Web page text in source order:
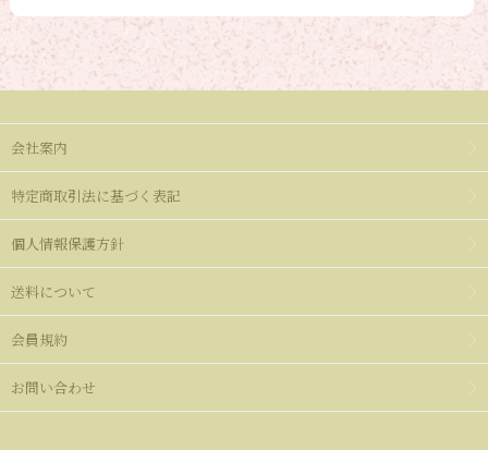
会社案内
特定商取引法に基づく表記
個人情報保護方針
送料について
会員規約
お問い合わせ